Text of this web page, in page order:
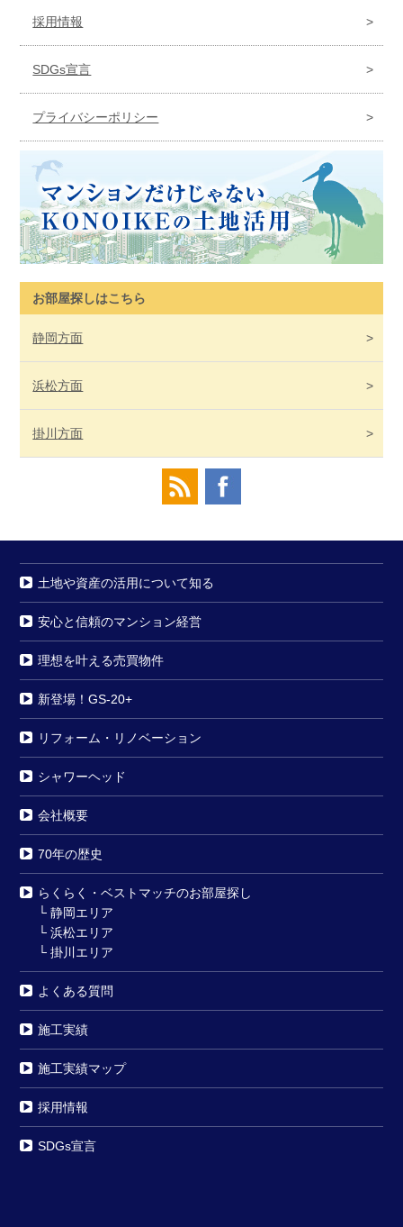
採用情報
SDGs宣言
プライバシーポリシー
お部屋探しはこちら
静岡方面
浜松方面
掛川方面
土地や資産の活用について知る
安心と信頼のマンション経営
理想を叶える売買物件
新登場！GS-20+
リフォーム・リノベーション
シャワーヘッド
会社概要
70年の歴史
らくらく・ベストマッチのお部屋探し
└静岡エリア
└浜松エリア
└掛川エリア
よくある質問
施工実績
施工実績マップ
採用情報
SDGs宣言